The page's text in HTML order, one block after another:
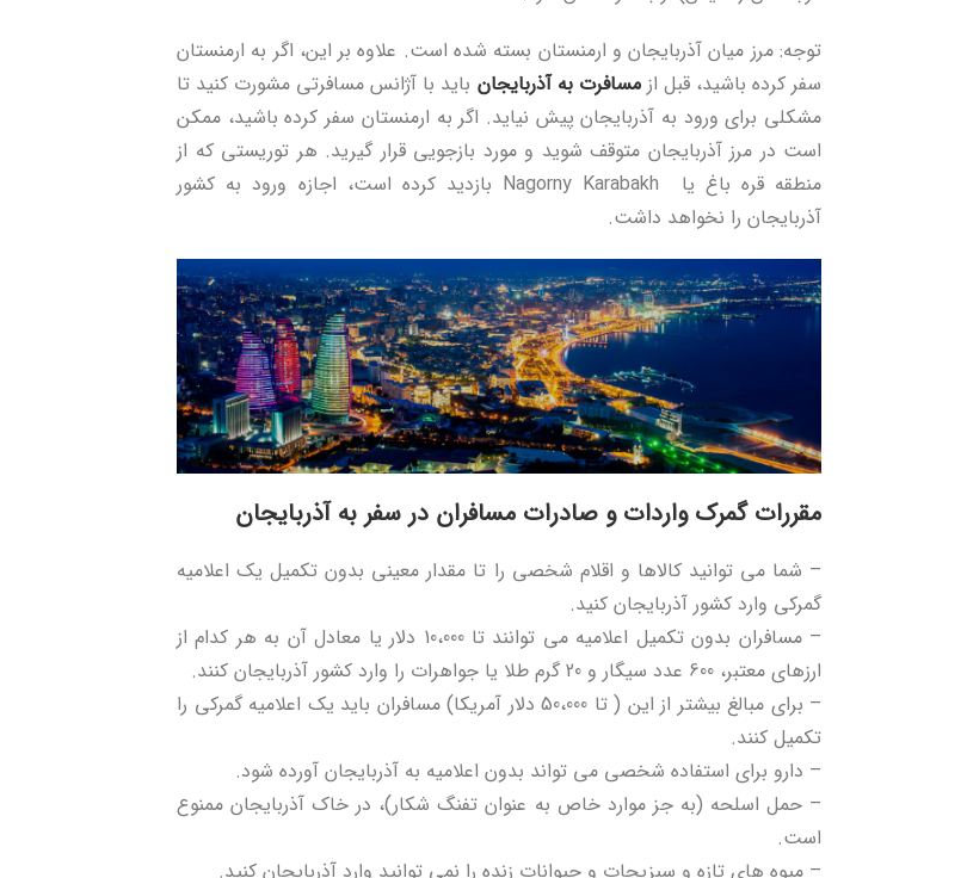
توجه: مرز میان آذربایجان و ارمنستان بسته شده است. علاوه بر این، اگر به ارمنستان
سفر کرده باشید، قبل ازمسافرت به آذربایجان باید با آژانس مسافرتی مشورت کنید تا
مشکلی برای ورود به آذربایجان پیش نیاید. اگر به ارمنستان سفر کرده باشید، ممکن
است در مرز آذربایجان متوقف شوید و مورد بازجویی قرار گیرید. هر توریستی که از
منطقه قره باغ یا Nagorny Karabakh بازدید کرده است، اجازه ورود به کشور
آذربایجان را نخواهد داشت.
مقررات گمرک واردات و صادرات مسافران در سفر به آذربایجان
– شما می توانید کالاها و اقلام شخصی را تا مقدار معینی بدون تکمیل یک اعلامیه
گمرکی وارد کشور آذربایجان کنید.
– مسافران بدون تکمیل اعلامیه می توانند تا 10،000 دلار یا معادل آن به هر کدام از
ارزهای معتبر، 600 عدد سیگار و 20 گرم طلا یا جواهرات را وارد کشور آذربایجان کنند.
– برای مبالغ بیشتر از این ( تا 50،000 دلار آمریکا) مسافران باید یک اعلامیه گمرکی را
تکمیل کنند.
– دارو برای استفاده شخصی می تواند بدون اعلامیه به آذربایجان آورده شود.
– حمل اسلحه (به جز موارد خاص به عنوان تفنگ شکار)، در خاک آذربایجان ممنوع
است.
– میوه های تازه و سبزیجات و حیوانات زنده را نمی توانید وارد آذربایجان کنید.